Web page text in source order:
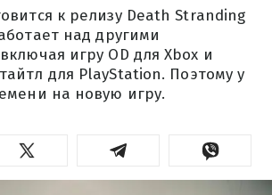
к релизу Death Stranding
над другими
игру OD для Xbox и
для PlayStation. Поэтому у
на новую игру.